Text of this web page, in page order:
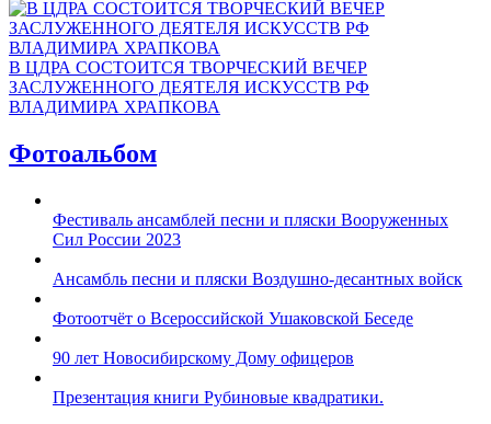
В ЦДРА СОСТОИТСЯ ТВОРЧЕСКИЙ ВЕЧЕР
ЗАСЛУЖЕННОГО ДЕЯТЕЛЯ ИСКУССТВ РФ
ВЛАДИМИРА ХРАПКОВА
Фотоальбом
Фестиваль ансамблей песни и пляски Вооруженных
Сил России 2023
Ансамбль песни и пляски Воздушно-десантных войск
Фотоотчёт о Всероссийской Ушаковской Беседе
90 лет Новосибирскому Дому офицеров
Презентация книги Рубиновые квадратики.